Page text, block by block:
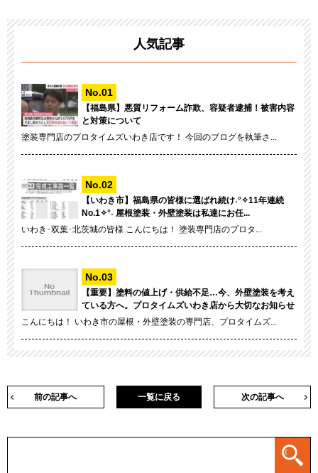
人気記事
【福島県】悪質リフォーム詐欺、容疑者逮捕！被害内容
と対策について
塗装専門店のプロタイムズいわき店です！ 今回のブログを執筆さ...
【いわき市】福島県の皆様に選ばれ続け˖°✧11年連続
No.1✧°˖ 屋根塗装・外壁塗装は私達にお任...
いわき･双葉･北茨城の皆様 こんにちは！ 塗装専門店のプロタ...
【重要】塗料の値上げ・供給不足…今、外壁塗装を考え
ている方へ。プロタイムズいわき店から大切なお知らせ
こんにちは！ いわき市の屋根・外壁塗装の専門店、プロタイムズ...
前の記事へ 次の記事へ
一覧に戻る